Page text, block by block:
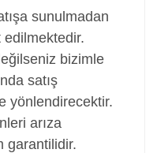
sunulmadan
bizimle
satış
yönlendirecektir.
arıza
garantilidir.